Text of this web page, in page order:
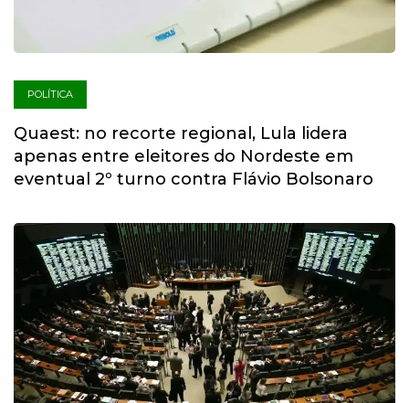
POLÍTICA
Quaest: no recorte regional, Lula lidera
apenas entre eleitores do Nordeste em
eventual 2º turno contra Flávio Bolsonaro